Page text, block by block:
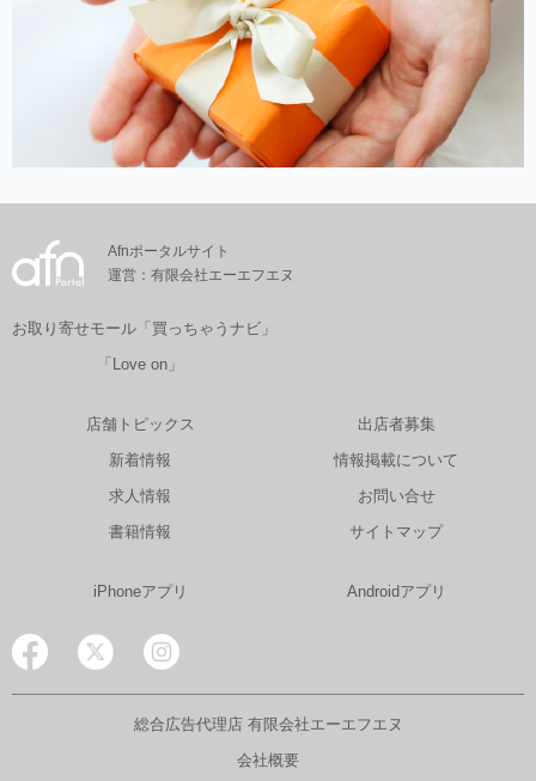
Afnポータルサイト
運営：有限会社エーエフエヌ
お取り寄せモール「買っちゃうナビ」
「Love on」
店舗トピックス
新着情報
求人情報
書籍情報
出店者募集
情報掲載について
お問い合せ
サイトマップ
iPhoneアプリ Androidアプリ
総合広告代理店 有限会社エーエフエヌ
会社概要